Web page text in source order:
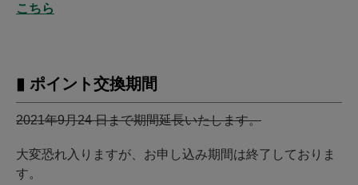
こちら
▮ ポイント交換期間
2021年9月24 日まで期間延長いたします。
大変恐れ入りますが、お申し込み期間は終了しておりま
す。